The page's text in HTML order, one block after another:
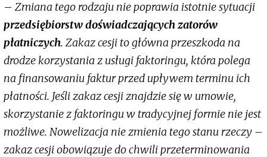
– Zmiana tego rodzaju nie poprawia istotnie sytuacji
przedsiębiorstw doświadczających zatorów
płatniczych. Zakaz cesji to główna przeszkoda na
drodze korzystania z usługi faktoringu, która polega
na finansowaniu faktur przed upływem terminu ich
płatności. Jeśli zakaz cesji znajdzie się w umowie,
skorzystanie z faktoringu w tradycyjnej formie nie jest
możliwe. Nowelizacja nie zmienia tego stanu rzeczy –
zakaz cesji obowiązuje do chwili przeterminowania